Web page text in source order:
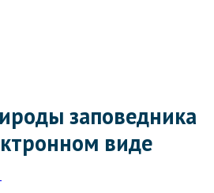
заповедника
виде